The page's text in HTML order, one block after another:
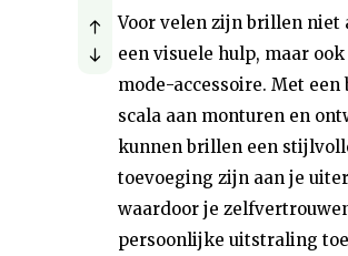
Voor velen zijn brillen niet
een visuele hulp, maar ook
mode-accessoire. Met een
scala aan monturen en
kunnen brillen een
toevoeging zijn aan je
waardoor je
persoonlijke uitstraling